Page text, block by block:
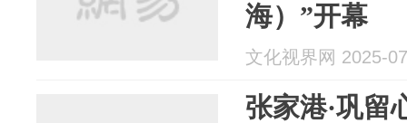
海）”开幕
文化视界网 2025-
张家港·巩留